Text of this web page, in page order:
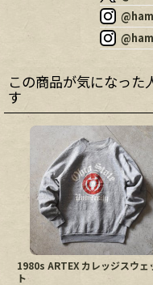
この商品が気になった
す
1980s ARTEX カレッジスウェ
ト